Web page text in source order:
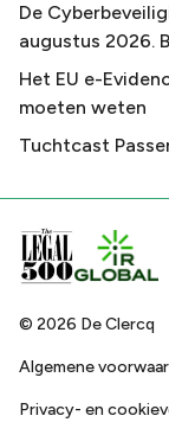
De
augustus 2026.
Het EU e-
moeten weten
Tuchtcast
© 2026 De Clercq
Algemene
Privacy- en